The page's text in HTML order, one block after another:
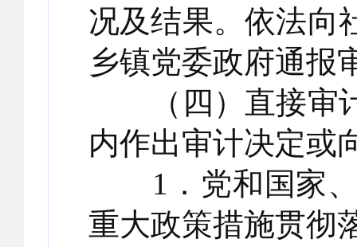
况及结果。依法向
乡镇党委政府通报
（四）直接审计
内作出审计决定或
1．党和国家、
重大政策措施贯彻